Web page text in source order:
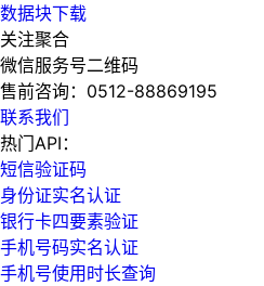
数据块下载
关注聚合
微信服务号二维码
售前咨询： 0512-88869195
联系我们
热门API：
短信验证码
身份证实名认证
银行卡四要素验证
手机号码实名认证
手机号使用时长查询